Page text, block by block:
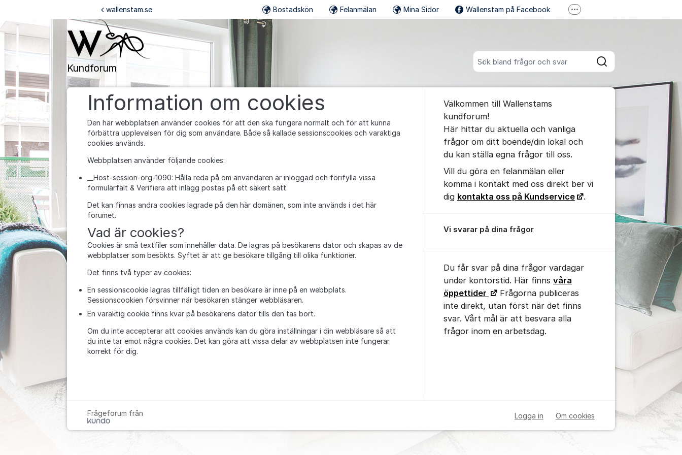
Kundforum
Sök bland alla inlägg
Sök
wallenstam.se Bostadskön Felanmälan Mina Sidor Wallenstam på Facebook Fler supportlänkar
Information om cookies
Den här webbplatsen använder cookies för att den ska fungera normalt och för att kunna
förbättra upplevelsen för dig som användare. Både så kallade sessionscookies och varaktiga
cookies används.
Webbplatsen använder följande cookies:
__Host-session-org-1090: Hålla reda på om användaren är inloggad och förifylla vissa
formulärfält & Verifiera att inlägg postas på ett säkert sätt
Det kan finnas andra cookies lagrade på den här domänen, som inte används i det här
forumet.
Vad är cookies?
Cookies är små textfiler som innehåller data. De lagras på besökarens dator och skapas av de
webbplatser som besökts. Syftet är att ge besökare tillgång till olika funktioner.
Det finns två typer av cookies:
En sessionscookie lagras tillfälligt tiden en besökare är inne på en webbplats.
Sessionscookien försvinner när besökaren stänger webbläsaren.
En varaktig cookie finns kvar på besökarens dator tills den tas bort.
Om du inte accepterar att cookies används kan du göra inställningar i din webbläsare så att
du inte tar emot några cookies. Det kan göra att vissa delar av webbplatsen inte fungerar
korrekt för dig.
Välkommen till Wallenstams
kundforum!
Här hittar du aktuella och vanliga
frågor om ditt boende/din lokal och
du kan ställa egna frågor till oss.
Vill du göra en felanmälan eller
komma i kontakt med oss direkt ber vi
dig kontakta oss på Kundservice .
Vi svarar på dina frågor
Du får svar på dina frågor vardagar
under kontorstid. Här finns våra
öppettider
Frågorna publiceras
inte direkt, utan först när det finns
svar. Vårt mål är att besvara alla
frågor inom en arbetsdag.
Frågeforum från Logga in Om cookies